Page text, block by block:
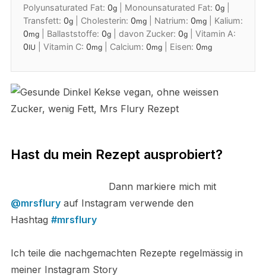
Polyunsaturated Fat: 0g| Monounsaturated Fat: 0g|
Transfett: 0g| Cholesterin: 0mg| Natrium: 0mg| Kalium:
0mg| Ballaststoffe: 0g| davon Zucker: 0g| Vitamin A:
0IU Vitamin C: 0mg| Calcium: 0mg| Eisen: 0mg
Hast du mein Rezept ausprobiert?
Dann markiere mich mit
@mrsfluryauf Instagram verwende den
Hashtag #mrsflury
Ich teile die nachgemachten Rezepte regelmässig in
meiner Instagram Story